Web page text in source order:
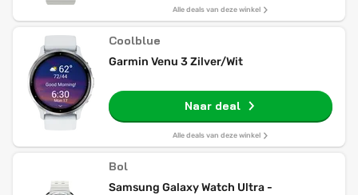
Alle deals van deze winkel
Coolblue
Garmin Venu 3 Zilver/Wit
Naar deal
Alle deals van deze winkel
Bol
Samsung Galaxy Watch Ultra -